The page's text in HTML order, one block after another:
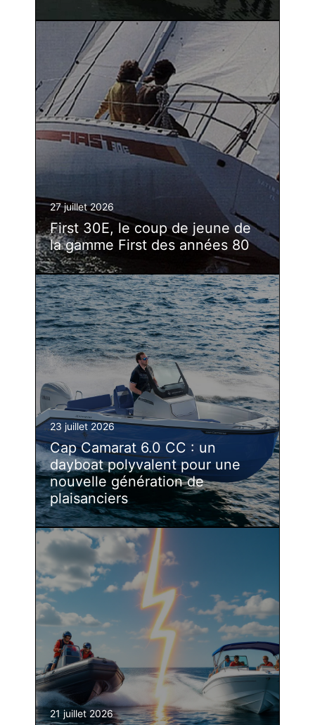
27 juillet 2026
First 30E, le coup de jeune de
la gamme First des années 80
23 juillet 2026
Cap Camarat 6.0 CC : un
dayboat polyvalent pour une
nouvelle génération de
plaisanciers
21 juillet 2026